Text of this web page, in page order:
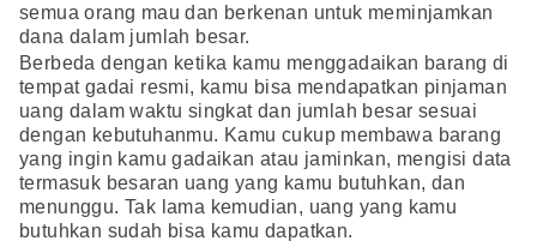
semua orang mau dan berkenan untuk meminjamkan
dana dalam jumlah besar.
Berbeda dengan ketika kamu menggadaikan barang di
tempat gadai resmi, kamu bisa mendapatkan pinjaman
uang dalam waktu singkat dan jumlah besar sesuai
dengan kebutuhanmu. Kamu cukup membawa barang
yang ingin kamu gadaikan atau jaminkan, mengisi data
termasuk besaran uang yang kamu butuhkan, dan
menunggu. Tak lama kemudian, uang yang kamu
butuhkan sudah bisa kamu dapatkan.